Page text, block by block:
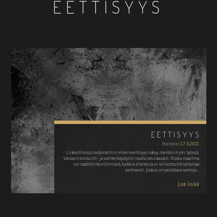
EETTISYYS
EETTISYYS
Posted on17.6.2021
LinkedInissä tiedusteltiin miten eettisyys näkyy mentorin ym. työssä.
Vastasin konsultti- ja valmentajatyöni osalta seuraavasti: Koska maailma
on raadollinen (ihmiset), kaikkia tilanteita ei voi konsulttina hoitaa
eettisesti. Joskus on pelattava samoja…
Lue lisää